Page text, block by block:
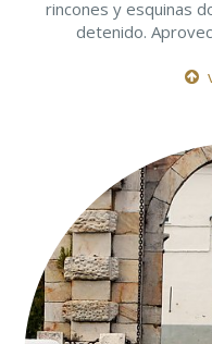
rincones y esquinas
detenido.